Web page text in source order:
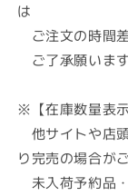
ェ
イ
タ
オ
ル
各
種
は
ご注文の時間
ご了承願います
※【在庫数量表
他サイトや店
り完売の場合が
未入荷予約品